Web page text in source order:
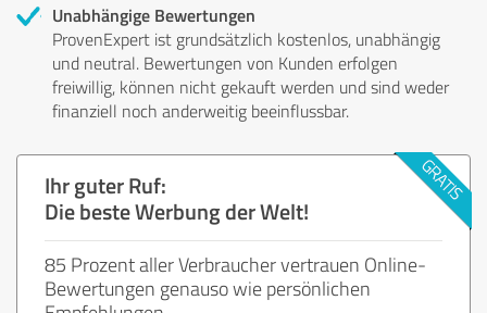
Unabhängige Bewertungen
ProvenExpert ist grundsätzlich kostenlos, unabhängig
und neutral. Bewertungen von Kunden erfolgen
freiwillig, können nicht gekauft werden und sind weder
finanziell noch anderweitig beeinflussbar.
Ihr guter Ruf:
Die beste Werbung der Welt!
85 Prozent aller Verbraucher vertrauen Online-
Bewertungen genauso wie persönlichen